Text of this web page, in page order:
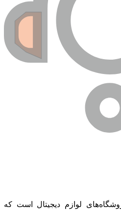
لوازم دیجیتال است که